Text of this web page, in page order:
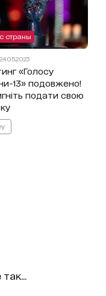
страны
«Голосу
13» подовжено!
подати свою